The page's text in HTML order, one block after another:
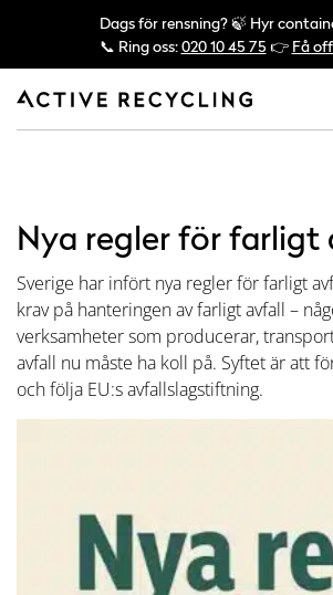
Dags för rensning? 🍃 Hyr
📞 Ring oss:020 10 45 75 👉 Få
Nya regler för farligt
Sverige har infört nya regler för farligt
krav på hanteringen av farligt avfall –
verksamheter som producerar,
avfall nu måste ha koll på. Syftet är att
och följa EU:s avfallslagstiftning.